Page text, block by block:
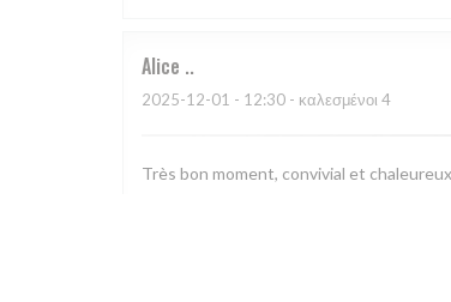
Alice .
2025-12-01 - 12:30 - καλεσμένοι 4
Très bon moment, convivial et